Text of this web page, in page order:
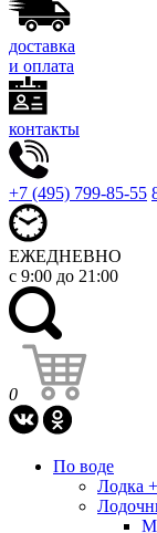
доставка
и оплата
контакты
+7 (495) 799-85-55
ЕЖЕДНЕВНО
с 9:00 до 21:00
0
По воде
Лодка